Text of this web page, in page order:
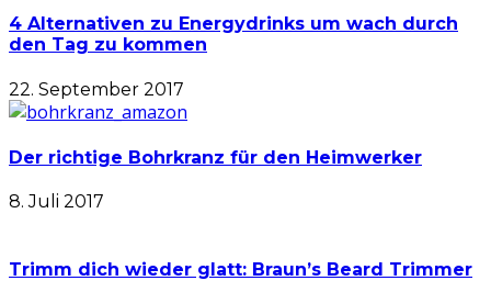
4 Alternativen zu Energydrinks um wach durch
den Tag zu kommen
22. September 2017
Der richtige Bohrkranz für den Heimwerker
8. Juli 2017
Trimm dich wieder glatt: Braun’s Beard Trimmer